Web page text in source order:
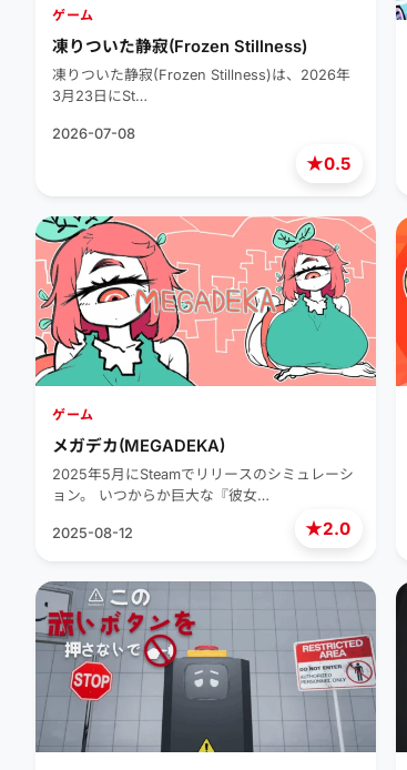
★0.5
ゲーム
凍りついた静寂(Frozen Stillness)
凍りついた静寂(Frozen Stillness)は、2026年
3月23日にSt…
2026-07-08
★2.0
ゲーム
メガデカ(MEGADEKA)
2025年5月にSteamでリリースのシミュレーシ
ョン。 いつからか巨大な『彼女…
2025-08-12